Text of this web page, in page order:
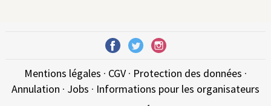
Mentions légales · CGV· Protection des données ·
Annulation · Jobs · Informations pour les organisateurs